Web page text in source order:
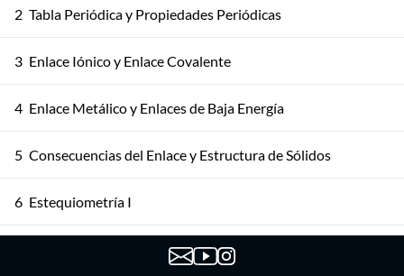
2 Tabla Periódica y Propiedades Periódicas
3 Enlace Iónico y Enlace Covalente
4 Enlace Metálico y Enlaces de Baja Energía
5 Consecuencias del Enlace y Estructura de Sólidos
6 Estequiometría I
Estequiometría II: Soluciones